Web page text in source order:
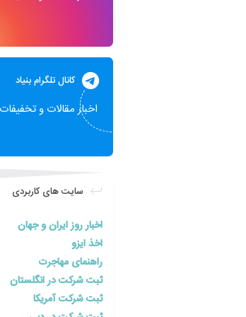
کانال تلگرام بنیاد
اخبار مقالات و
سایت های کاربردی
اخبار روز ایران و جهان
اخذ ایزو
راهنمای مهاجرت
ثبت شرکت در انگلستان
ثبت شرکت آمریکا